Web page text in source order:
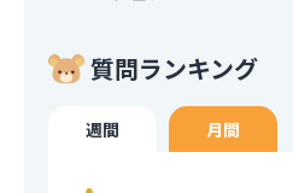
質問ランキング
週間 月間